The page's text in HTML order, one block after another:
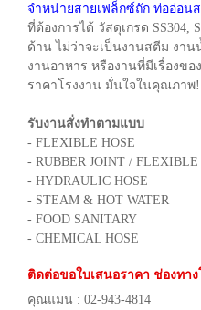
จำหน่ายสายเฟล็กซ์ถัก ท่ออ่อน
ที่ต้องการได้ วัสดุเกรด SS304,
ด้าน ไม่ว่าจะเป็นงานสตีม งา
งานอาหาร หรืองานที่มีเรื่องข
ราคาโรงงาน มั่นใจในคุณภาพ!
รับงานสั่งทำตามแบบ
- FLEXIBLE HOSE
- RUBBER JOINT / FLEXIBLE
- HYDRAULIC HOSE
- STEAM & HOT WATER
- FOOD SANITARY
- CHEMICAL HOSE
ติดต่อขอใบเสนอราคา ช่องทา
คุณแมน : 02-943-4814